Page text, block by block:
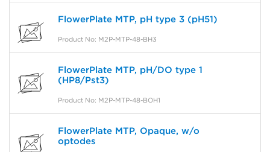
FlowerPlate MTP, pH type 3 (pH51)
Product No: M2P-MTP-48-BH3
FlowerPlate MTP, pH/DO type 1
(HP8/Pst3)
Product No: M2P-MTP-48-BOH1
FlowerPlate MTP, Opaque, w/o
optodes